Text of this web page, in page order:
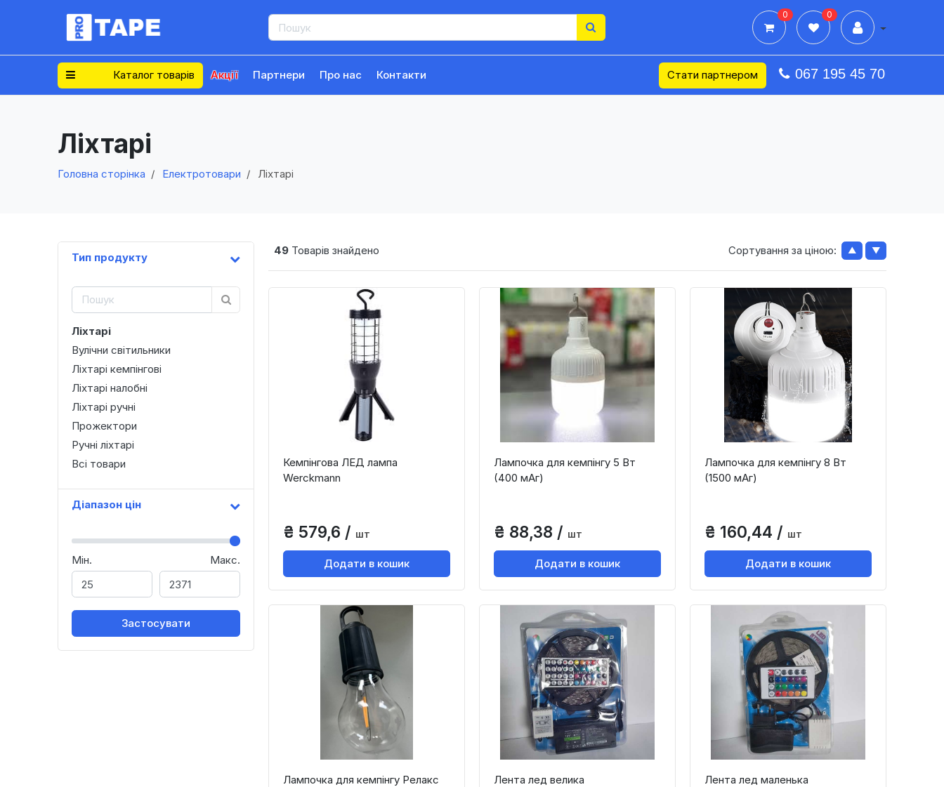
0 0
Каталог товарів Акції Партнери Про нас Контакти Стати партнером 067 195 45 70
Ліхтарі
Головна сторінка Електротовари Ліхтарі
Тип продукту
Ліхтарі
Вулічни світильники
Ліхтарі кемпінгові
Ліхтарі налобні
Ліхтарі ручні
Прожектори
Ручні ліхтарі
Всі товари
Діапазон цін
Мін. Макс.
Застосувати
49Товарів знайдено Сортування за ціною: ▲ ▼
Кемпінгова ЛЕД лампа
Werckmann
₴ 579,6 / шт
Додати в кошик
Лампочка для кемпінгу 5 Вт
(400 мАг)
₴ 88,38 / шт
Додати в кошик
Лампочка для кемпінгу 8 Вт
(1500 мАг)
₴ 160,44 / шт
Додати в кошик
Лампочка для кемпінгу Релакс
Лента лед велика Лента лед маленька